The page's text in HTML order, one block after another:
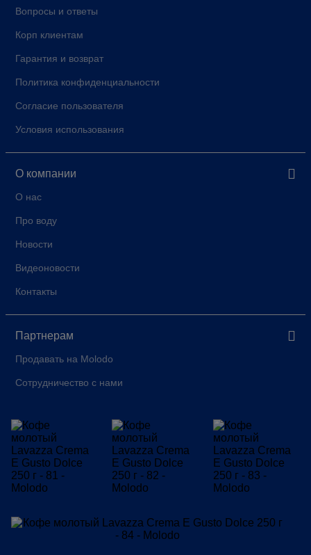
Вопросы и ответы
Корп клиентам
Гарантия и возврат
Политика конфиденциальности
Согласие пользователя
Условия использования
О компании
О нас
Про воду
Новости
Видеоновости
Контакты
Партнерам
Продавать на Molodo
Сотрудничество с нами